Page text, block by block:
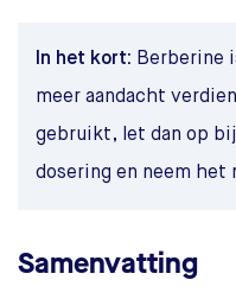
In het kort: Berberine
meer aandacht
gebruikt, let dan op
dosering en neem
Samenvatting